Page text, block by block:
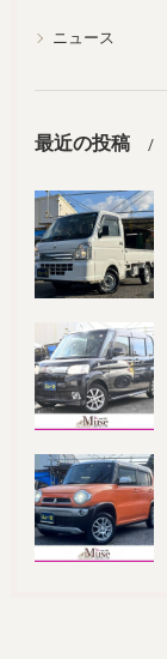
ニュース
最近の投稿